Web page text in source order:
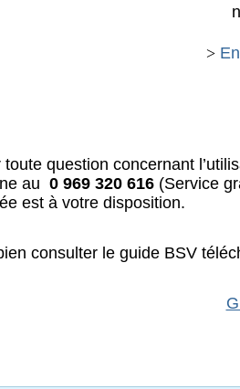
>
toute question concernant
au 0 969 320 616 (Service
est à votre disposition.
consulter le guide BSV